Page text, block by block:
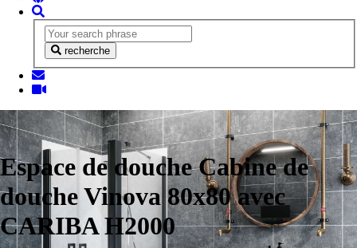
recherche
Espace de douche Cabine de
douche Vinova 80x80 avec
CARIBA H2000